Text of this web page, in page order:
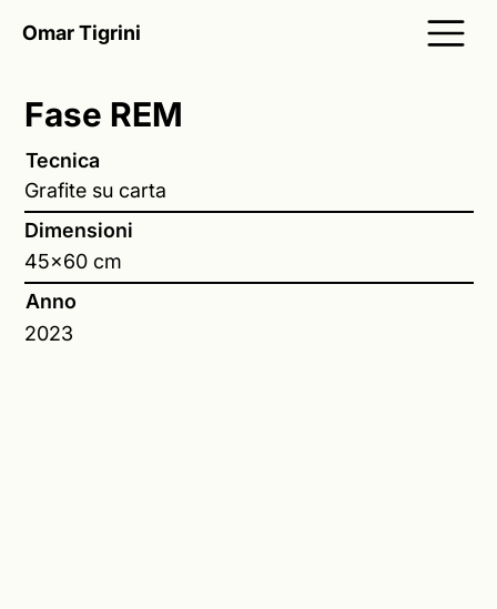
Omar Tigrini
Fase REM
Tecnica
Grafite su carta
Dimensioni
45x60 cm
Anno
2023